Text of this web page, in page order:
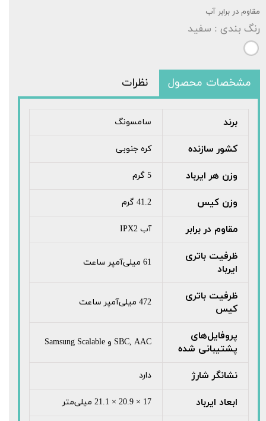
مقاوم در برابر آب
رنگ بندی : سفید
مشخصات محصول نظرات
برند سامسونگ
کشور سازنده کره جنوبی
وزن هر ایرباد 5 گرم
وزن کیس 41.2 گرم
مقاوم در برابر آب IPX2
ظرفیت باتری
ایرباد
61 میلی‌آمپر ساعت
ظرفیت باتری
کیس
472 میلی‌آمپر ساعت
پروفایل‌های
پشتیبانی شده
SBC, AAC و Samsung Scalable
نشانگر شارژ دارد
ابعاد ایرباد 17 × 20.9 × 21.1 میلی‌متر